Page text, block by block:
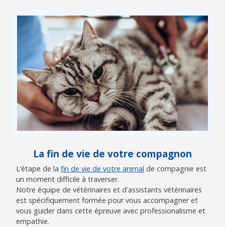
La fin de vie de votre compagnon
L’étape de la fin de vie de votre animal de compagnie est
un moment difficile à traverser.
Notre équipe de vétérinaires et d'assistants vétérinaires
est spécifiquement formée pour vous accompagner et
vous guider dans cette épreuve avec professionalisme et
empathie.